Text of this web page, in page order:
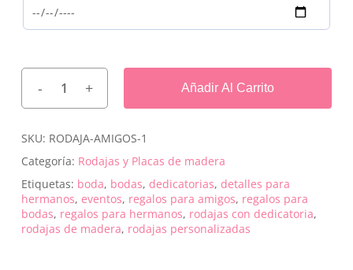
Añadir Al Carrito
SKU: RODAJA-AMIGOS-1
Categoría: Rodajas y Placas de madera
Etiquetas: boda, bodas, dedicatorias, detalles para
hermanos, eventos, regalos para amigos, regalos para
bodas, regalos para hermanos, rodajas con dedicatoria,
rodajas de madera, rodajas personalizadas